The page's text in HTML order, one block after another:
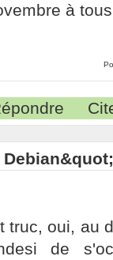
à
truc, oui, au
de